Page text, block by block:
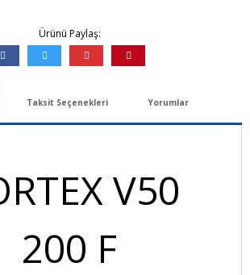
Ürünü Paylaş:
Taksit Seçenekleri Yorumlar
V50
200 F